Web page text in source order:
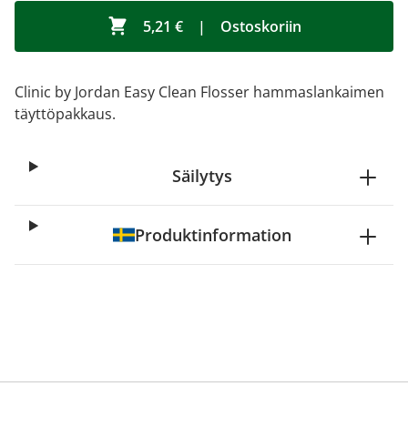
5,21 € | Ostoskoriin
Clinic by Jordan Easy Clean Flosser hammaslankaimen
täyttöpakkaus.
Säilytys
Produktinformation